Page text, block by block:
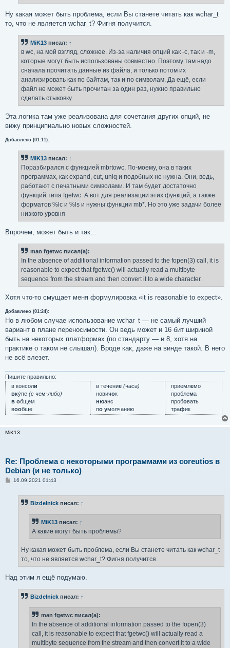
е
Ну какая может быть проблема, если Вы станете читать как wchar_t
то, что не является wchar_t? Фигня получится.
MiK13 писал: ↑
в wc, на мой взгляд, сложнее. Из-за наличия опций как -c, так и -m,
которые могут быть использованы совместно. Поэтому там надо
сначала прочитать данные из файла, и только потом их
анализировать как по байтам, так и по символам. Да ещё, если
файл не может быть прочитан за один раз, нужно правильно
сделать стыковку.
Эта логика там уже реализована для сочетания других опций, не
вижу принципиально новых сложностей.
Добавлено (01:11):
MiK13 писал: ↑
Поразбирался с функцией mbrtowc, По-моему, она в таких
программах, как expand, cut, uniq и подобных не нужна. Они, ведь,
работают с печатными символами. И там будет достаточно
функций типа fgetwc. А вот для реализации этих функций, а также
форматов %lc и %ls и нужны функции mb*. Но это уже задачи более
низкого уровня
Впрочем, может быть и так…
man fgetwc писал(а):
In the absence of additional information passed to the fopen(3) call, it is
reasonable to expect that fgetwc() will actually read a multibyte
sequence from the stream and then convert it to a wide character.
Хотя что-то смущает меня формулировка «it is reasonable to expect».
Добавлено (01:24):
Но в любом случае использование wchar_t — не самый лучший
вариант в плане переносимости. Он ведь может и 16 бит шириной
быть на некоторых платформах (по стандарту — и 8, хотя на
практике о таком не слышал). Вроде как, даже на винде такой. В него
не всё влезет.
Пишите правильно:
в консоли
вку́пе (с чем-либо)
в общем
вообще
в течение (часа)
новичок
нюанс
по умолчанию
приемлемо
проблема
пробовать
трафик
MiK13
Re: Проблема с некоторыми программами из coreutios в
Debian (и не только)
С16.09.2021 01:43
Bizdelnick писал: ↑
MiK13 писал: ↑
А какие могут быть проблемы?
Ну какая может быть проблема, если Вы станете читать как wchar_t
то, что не является wchar_t? Фигня получится.
Над этим я ещё подумаю.
Bizdelnick писал: ↑
man fgetwc писал(а):
In the absence of additional information passed to the fopen(3)
call, it is reasonable to expect that fgetwc() will actually read a
multibyte sequence from the stream and then convert it to a wide